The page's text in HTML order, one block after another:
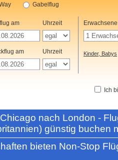
Gabelflug
am Uhrzeit
am Uhrzeit
Erwachsene
Kinder, Babys
Ich
nach London -
günstig buchen
bieten Non-Stop